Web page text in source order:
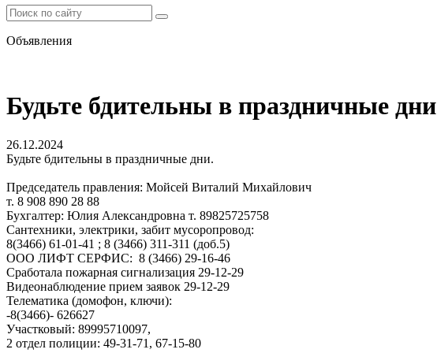
Объявления
Будьте бдительны в праздничные дни
26.12.2024
Будьте бдительны в праздничные дни.
Председатель правления: Мойсей Виталий Михайлович
т. 8 908 890 28 88
Бухгалтер: Юлия Александровна т. 89825725758
Сантехники, электрики, забит мусоропровод:
8(3466) 61-01-41 ; 8 (3466) 311-311 (доб.5)
ООО ЛИФТ СЕРФИС: 8 (3466) 29-16-46
Сработала пожарная сигнализация 29-12-29
Видеонаблюдение прием заявок 29-12-29
Телематика (домофон, ключи):
-8(3466)- 626627
Участковый: 89995710097,
2 отдел полиции: 49-31-71, 67-15-80